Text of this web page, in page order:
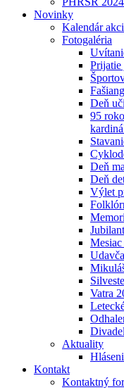
Novinky
Kalendár
Fotogaléria
Deň
95
Deň
Deň
Výlet
Vatra
Aktuality
Kontakt
Kontaktný